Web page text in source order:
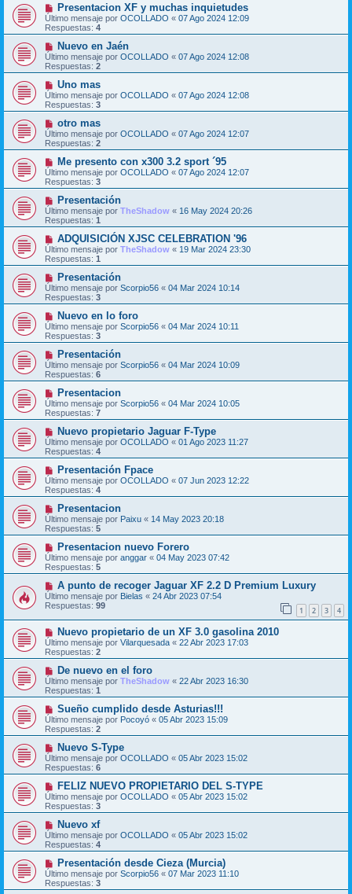
Presentacion XF y muchas inquietudes
Último mensaje por OCOLLADO « 07 Ago 2024 12:09
Respuestas: 4
Nuevo en Jaén
Último mensaje por OCOLLADO « 07 Ago 2024 12:08
Respuestas: 2
Uno mas
Último mensaje por OCOLLADO « 07 Ago 2024 12:08
Respuestas: 3
otro mas
Último mensaje por OCOLLADO « 07 Ago 2024 12:07
Respuestas: 2
Me presento con x300 3.2 sport ´95
Último mensaje por OCOLLADO « 07 Ago 2024 12:07
Respuestas: 3
Presentación
Último mensaje por TheShadow « 16 May 2024 20:26
Respuestas: 1
ADQUISICIÓN XJSC CELEBRATION '96
Último mensaje por TheShadow « 19 Mar 2024 23:30
Respuestas: 1
Presentación
Último mensaje por Scorpio56 « 04 Mar 2024 10:14
Respuestas: 3
Nuevo en lo foro
Último mensaje por Scorpio56 « 04 Mar 2024 10:11
Respuestas: 3
Presentación
Último mensaje por Scorpio56 « 04 Mar 2024 10:09
Respuestas: 6
Presentacion
Último mensaje por Scorpio56 « 04 Mar 2024 10:05
Respuestas: 7
Nuevo propietario Jaguar F-Type
Último mensaje por OCOLLADO « 01 Ago 2023 11:27
Respuestas: 4
Presentación Fpace
Último mensaje por OCOLLADO « 07 Jun 2023 12:22
Respuestas: 4
Presentacion
Último mensaje por Paixu « 14 May 2023 20:18
Respuestas: 5
Presentacion nuevo Forero
Último mensaje por anggar « 04 May 2023 07:42
Respuestas: 5
A punto de recoger Jaguar XF 2.2 D Premium Luxury
Último mensaje por Bielas « 24 Abr 2023 07:54
Respuestas: 99 1 2 3 4
Nuevo propietario de un XF 3.0 gasolina 2010
Último mensaje por Vilarquesada « 22 Abr 2023 17:03
Respuestas: 2
De nuevo en el foro
Último mensaje por TheShadow « 22 Abr 2023 16:30
Respuestas: 1
Sueño cumplido desde Asturias!!!
Último mensaje por Pocoyó « 05 Abr 2023 15:09
Respuestas: 2
Nuevo S-Type
Último mensaje por OCOLLADO « 05 Abr 2023 15:02
Respuestas: 6
FELIZ NUEVO PROPIETARIO DEL S-TYPE
Último mensaje por OCOLLADO « 05 Abr 2023 15:02
Respuestas: 3
Nuevo xf
Último mensaje por OCOLLADO « 05 Abr 2023 15:02
Respuestas: 4
Presentación desde Cieza (Murcia)
Último mensaje por Scorpio56 « 07 Mar 2023 11:10
Respuestas: 3